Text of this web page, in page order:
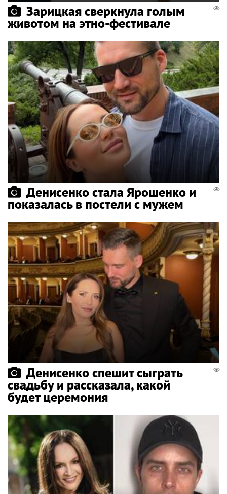
Зарицкая сверкнула голым
животом на этно-фестивале
Денисенко стала Ярошенко и
показалась в постели с мужем
Денисенко спешит сыграть
свадьбу и рассказала, какой
будет церемония